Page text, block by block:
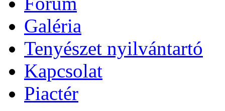
Galéria
Tenyészet nyilvántartó
Kapcsolat
Piactér